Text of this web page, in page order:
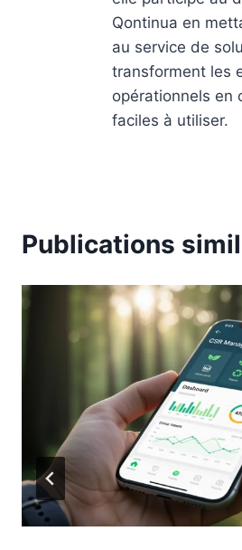
Qontinua en
au service de
transforment les
opérationnels en
faciles à utiliser.
Publications